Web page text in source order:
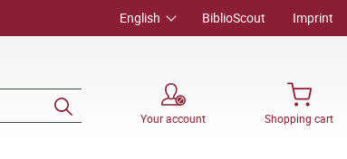
English BiblioScout Imprint
Your account Shopping cart